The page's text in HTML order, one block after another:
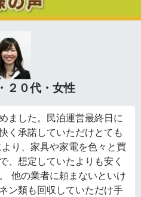
２０代・女性
ました。民泊運営最終日に
く承諾していただけとても
り、家具や家電を色々と買
、想定していたよりも安く
他の業者に頼まないといけ
ン類も回収していただけ手